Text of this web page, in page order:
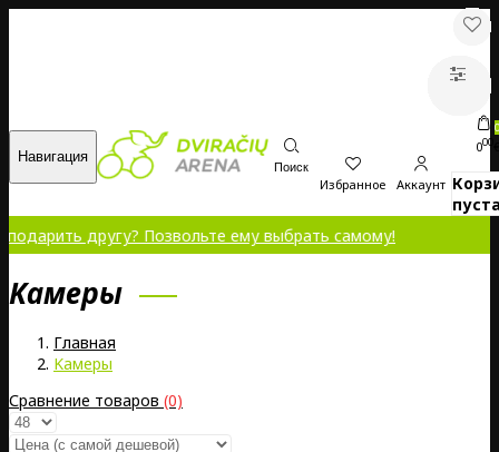
Навигация
Поиск
Избранное Аккаунт
0
000
другу? Позвольте ему выбрать самому!
Kамеры
Главная
Kамеры
Сравнение товаров (0)